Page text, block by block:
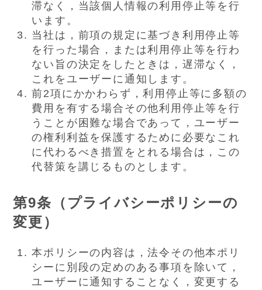
滞なく，当該個人情報の利用停止等を行
います。
当社は，前項の規定に基づき利用停止等
を行った場合，または利用停止等を行わ
ない旨の決定をしたときは，遅滞なく，
これをユーザーに通知します。
前2項にかかわらず，利用停止等に多額の
費用を有する場合その他利用停止等を行
うことが困難な場合であって，ユーザー
の権利利益を保護するために必要なこれ
に代わるべき措置をとれる場合は，この
代替策を講じるものとします。
第9条（プライバシーポリシーの
変更）
本ポリシーの内容は，法令その他本ポリ
シーに別段の定めのある事項を除いて，
ユーザーに通知することなく，変更する